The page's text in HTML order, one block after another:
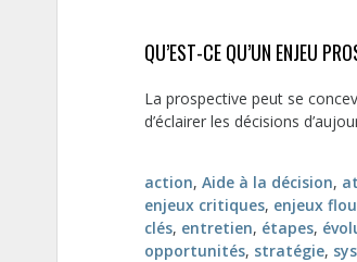
QU’EST-CE QU’UN ENJEU
La prospective peut se
d’éclairer les décisions
action, Aide à la décision,
enjeux critiques, enjeux
clés, entretien, étapes,
opportunités, stratégie,